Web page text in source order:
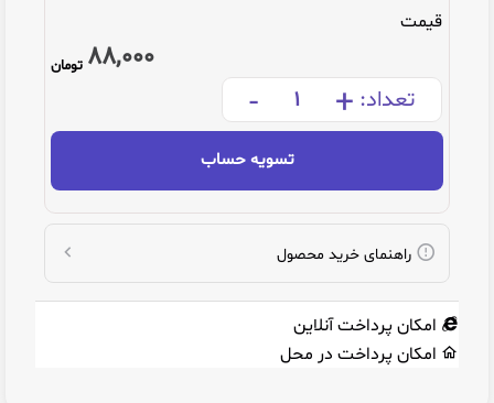
قیمت
88,000 تومان
تعداد: +
-
تسویه حساب
راهنمای خرید محصول
امکان پرداخت آنلاین
امکان پرداخت در محل